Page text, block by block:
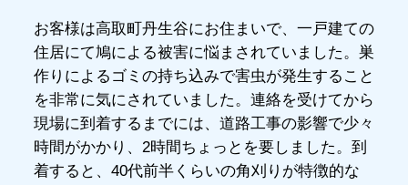
お客様は高取町丹生谷にお住まいで、一戸建ての
住居にて鳩による被害に悩まされていました。巣
作りによるゴミの持ち込みで害虫が発生すること
を非常に気にされていました。連絡を受けてから
現場に到着するまでには、道路工事の影響で少々
時間がかかり、2時間ちょっとを要しました。到
着すると、40代前半くらいの角刈りが特徴的な